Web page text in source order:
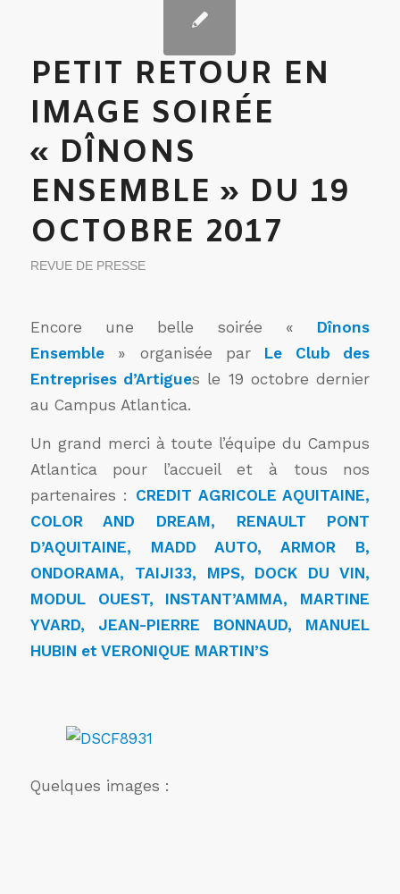
PETIT RETOUR EN
IMAGE SOIRÉE
« DÎNONS
ENSEMBLE » DU 19
OCTOBRE 2017
REVUE DE PRESSE
Encore une belle soirée « Dînons
Ensemble» organisée par Le Club des
Entreprises d’Artigues le 19 octobre dernier
au Campus Atlantica.
Un grand merci à toute l’équipe du Campus
Atlantica pour l’accueil et à tous nos
partenaires : CREDIT AGRICOLE AQUITAINE,
COLOR AND DREAM, RENAULT PONT
D’AQUITAINE, MADD AUTO, ARMOR B,
ONDORAMA, TAIJI33, MPS, DOCK DU VIN,
MODUL OUEST, INSTANT’AMMA, MARTINE
YVARD, JEAN-PIERRE BONNAUD, MANUEL
HUBIN et VERONIQUE MARTIN’S
Quelques images :